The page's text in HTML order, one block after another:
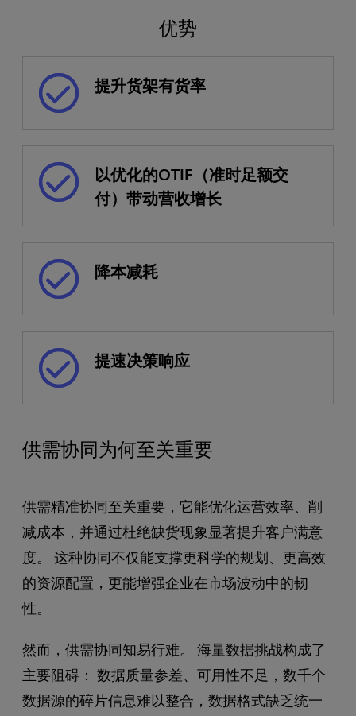
优势
提升货架有货率
以优化的OTIF（准时足额交
付）带动营收增长
降本减耗
提速决策响应
供需协同为何至关重要
供需精准协同至关重要，它能优化运营效率、削
减成本，并通过杜绝缺货现象显著提升客户满意
度。 这种协同不仅能支撑更科学的规划、更高效
的资源配置，更能增强企业在市场波动中的韧
性。
然而，供需协同知易行难。 海量数据挑战构成了
主要阻碍： 数据质量参差、可用性不足，数千个
数据源的碎片信息难以整合，数据格式缺乏统一